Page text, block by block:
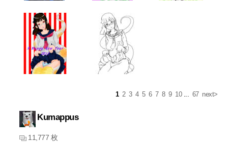
1 2 3 4 5 6 7 8 9 10... 67 next>
Kumappus
11,777 枚